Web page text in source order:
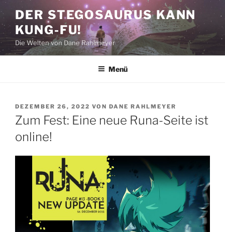
Zum
Inhalt
springen
DER STEGOSAURUS KANN
KUNG-FU!
Die Welten von Dane Rahlmeyer
Menü
VERÖFFENTLICHT
AM
DEZEMBER 26, 2022 VON DANE RAHLMEYER
Zum Fest: Eine neue Runa-Seite ist
online!